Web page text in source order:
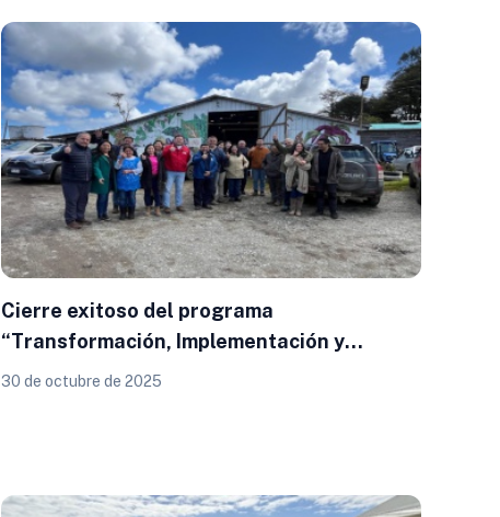
Cierre exitoso del programa
“Transformación, Implementación y
Comercialización de la Quinoa Chilota” en
30 de octubre de 2025